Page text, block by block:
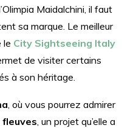
Maidalchini, il faut
sa marque. Le meilleur
le City Sightseeing Italy
de visiter certains
à son héritage.
, où vous pourrez admirer
, un projet qu’elle a